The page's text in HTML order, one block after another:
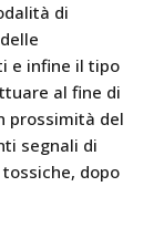
di
e infine il tipo
al fine di
prossimità del
segnali di
dopo